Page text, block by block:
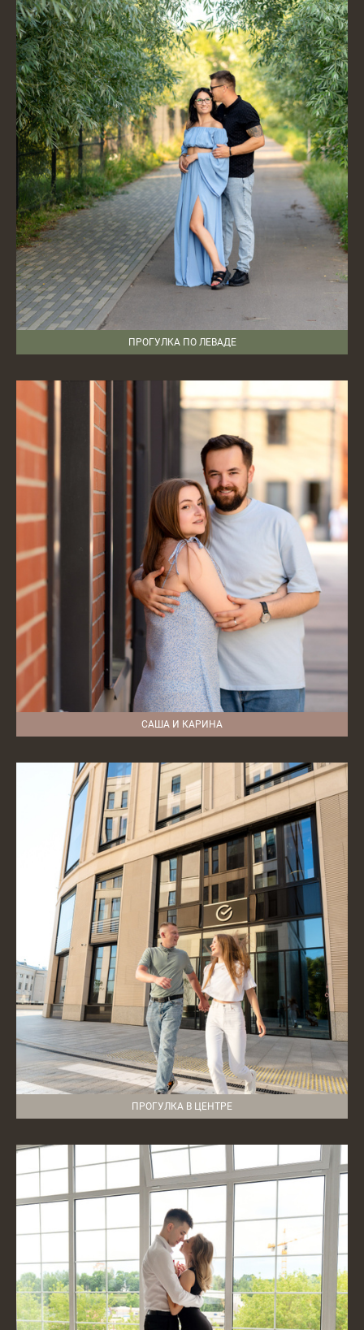
ПРОГУЛКА ПО ЛЕВАДЕ
САША И КАРИНА
ПРОГУЛКА В ЦЕНТРЕ